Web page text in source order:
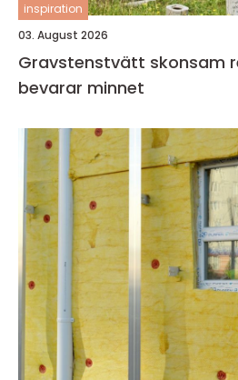
inspiration
03. August 2026
Gravstenstvätt skonsam rengöring som
bevarar minnet